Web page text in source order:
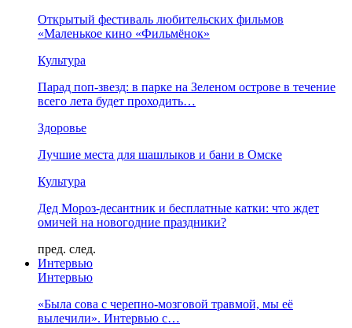
Открытый фестиваль любительских фильмов
«Маленькое кино «Фильмёнок»
Культура
Парад поп-звезд: в парке на Зеленом острове в течение
всего лета будет проходить…
Здоровье
Лучшие места для шашлыков и бани в Омске
Культура
Дед Мороз-десантник и бесплатные катки: что ждет
омичей на новогодние праздники?
пред. след.
Интервью
Интервью
«Была сова с черепно-мозговой травмой, мы её
вылечили». Интервью с…